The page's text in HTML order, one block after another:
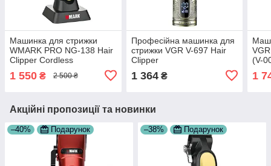
Машинка для стрижки
WMARK PRO NG-138 Hair
Clipper Cordless
1 550 ₴ 2 500 ₴
Професійна машинка для
стрижки VGR V-697 Hair
Clipper
1 364₴
(V-
1
Акційні пропозиції та новинки
–40% Подарунок –38% Подарунок